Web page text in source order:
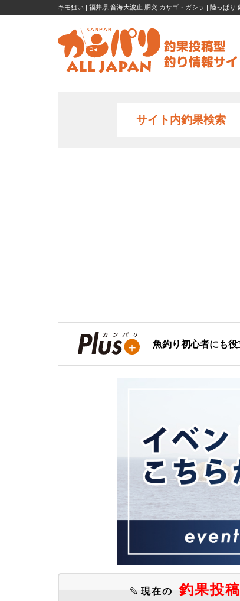
キモ狙い | 福井県 音海大波止 胴突 カサゴ・ガシラ | 陸っぱり
サイト内釣果検索
魚釣り初心者にも
現在の 釣果投